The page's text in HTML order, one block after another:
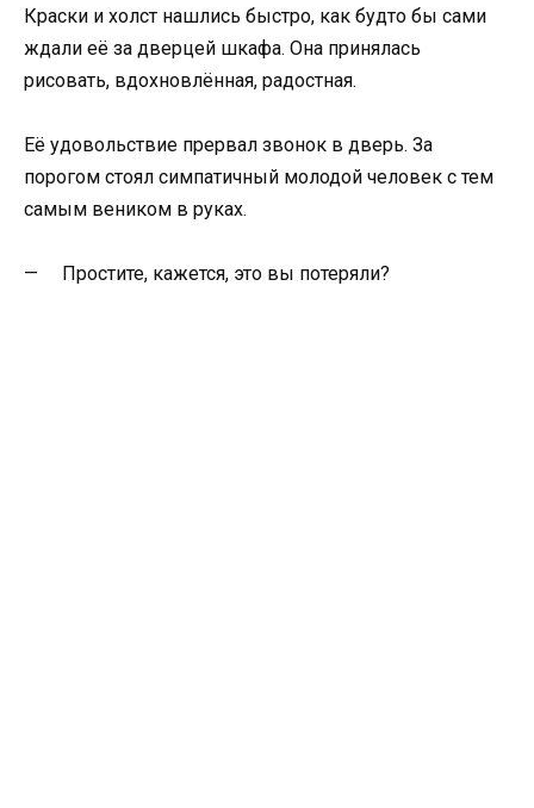
Краски и холст нашлись быстро, как будто бы сами
ждали её за дверцей шкафа. Она принялась
рисовать, вдохновлённая, радостная.
Её удовольствие прервал звонок в дверь. За
порогом стоял симпатичный молодой человек с тем
самым веником в руках.
— Простите, кажется, это вы потеряли?